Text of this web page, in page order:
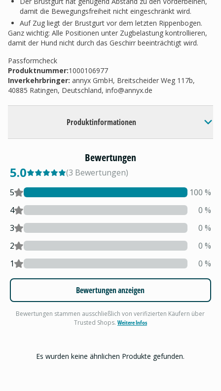
damit die Bewegungsfreiheit nicht eingeschränkt wird.
Auf Zug liegt der Brustgurt vor dem letzten Rippenbogen.
Ganz wichtig: Alle Positionen unter Zugbelastung kontrollieren,
damit der Hund nicht durch das Geschirr beeinträchtigt wird.
Passformcheck
Produktnummer:1000106977
Inverkehrbringer: annyx GmbH, Breitscheider Weg 117b,
40885 Ratingen, Deutschland, info@annyx.de
Produktinformationen
Bewertungen
5.0 (3 Bewertungen)
5
100 %
4
0 %
3
0 %
2
0 %
1
0 %
Bewertungen anzeigen
Bewertungen stammen ausschließlich von verifizierten Käufern über
Trusted Shops. Weitere Infos
Es wurden keine ähnlichen Produkte gefunden.